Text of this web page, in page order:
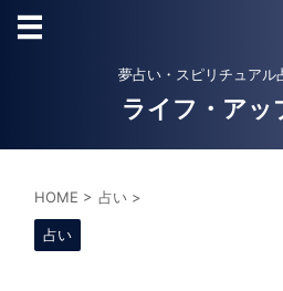
夢占い・スピリチュアル
ライフ・アッ
HOME > 占い >
占い